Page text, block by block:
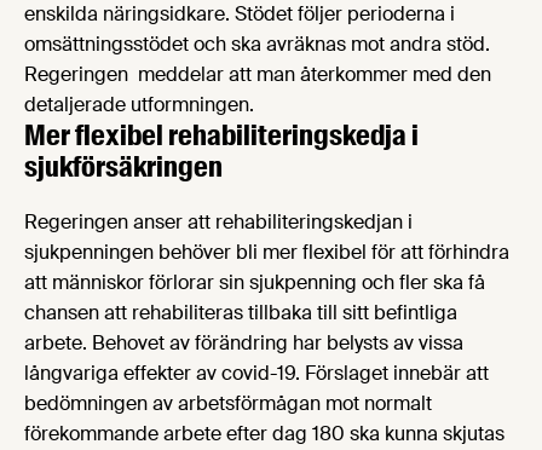
enskilda näringsidkare. Stödet följer perioderna i
omsättningsstödet och ska avräknas mot andra stöd.
Regeringen meddelar att man återkommer med den
detaljerade utformningen.
Mer flexibel rehabiliteringskedja i
sjukförsäkringen
Regeringen anser att rehabiliteringskedjan i
sjukpenningen behöver bli mer flexibel för att förhindra
att människor förlorar sin sjukpenning och fler ska få
chansen att rehabiliteras tillbaka till sitt befintliga
arbete. Behovet av förändring har belysts av vissa
långvariga effekter av covid-19. Förslaget innebär att
bedömningen av arbetsförmågan mot normalt
förekommande arbete efter dag 180 ska kunna skjutas